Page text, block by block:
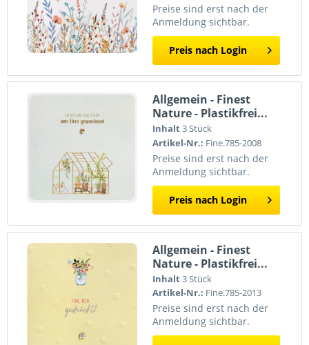
Preise sind erst nach der
Anmeldung sichtbar.
Preis nach Login
Allgemein - Finest
Nature - Plastikfrei...
Inhalt3 Stück
Artikel-Nr.: Fine.785-2008
Preise sind erst nach der
Anmeldung sichtbar.
Preis nach Login
Allgemein - Finest
Nature - Plastikfrei...
Inhalt3 Stück
Artikel-Nr.: Fine.785-2013
Preise sind erst nach der
Anmeldung sichtbar.